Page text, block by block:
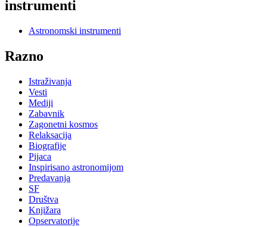
instrumenti
Astronomski instrumenti
Razno
Istraživanja
Vesti
Mediji
Zabavnik
Zagonetni kosmos
Relaksacija
Biografije
Pijaca
Inspirisano astronomijom
Predavanja
SF
Društva
Knjižara
Opservatorije